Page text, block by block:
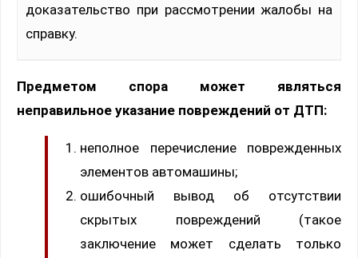
доказательство при рассмотрении жалобы на
справку.
Предметом спора может являться
неправильное указание повреждений от ДТП:
неполное перечисление поврежденных
элементов автомашины;
ошибочный вывод об отсутствии
скрытых повреждений (такое
заключение может сделать только